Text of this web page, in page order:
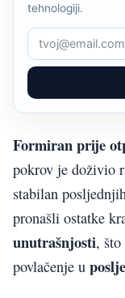
tehnologiji.
Formiran prije
pokrov je doživio
stabilan
pronašli ostatke
unutrašnjosti,
povlačenje u